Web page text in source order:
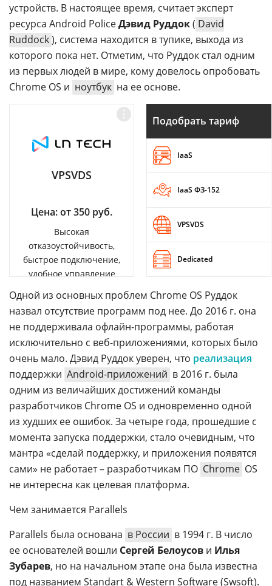
устройств. В настоящее время, считает эксперт
ресурса Android PoliceДэвид Руддок( David
Ruddock), система находится в тупике, выхода из
которого пока нет. Отметим, что Руддок стал одним
из первых людей в мире, кому довелось опробовать
Chrome OS и ноутбук на ее основе.
VPSVDS
Цена: от 350 руб.
Высокая
отказоустойчивость,
быстрое подключение,
удобное управление
Подобрать тариф
IaaS
IaaS ФЗ-152
VPSVDS
Dedicated
Одной из основных проблем Chrome OS Руддок
назвал отсутствие программ под нее. До 2016 г. она
не поддерживала офлайн-программы, работая
исключительно с веб-приложениями, которых было
очень мало. Дэвид Руддок уверен, что реализация
поддержки Android-приложений в 2016 г. была
одним из величайших достижений команды
разработчиков Chrome OS и одновременно одной
из худших ее ошибок. За четыре года, прошедшие с
момента запуска поддержки, стало очевидным, что
мантра «сделай поддержку, и приложения появятся
сами» не работает – разработчикам ПО Chrome OS
не интересна как целевая платформа.
Чем занимается Parallels
Parallels была основана в России в 1994 г. В число
ее основателей вошли Сергей Белоусов и Илья
Зубарев, но на начальном этапе она была известна
под названием Standart & Western Software (Swsoft).